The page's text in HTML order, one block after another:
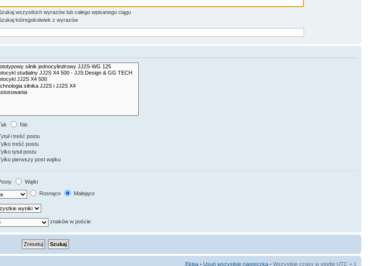
wszystkich wyrazów lub całego wpisanego ciągu
któregokolwiek z wyrazów
Nie
i treść postu
treść postu
tytuł postu
pierwszy post wątku
Wątki
Rosnąco Malejąco
znaków w poście
Ekipa • Usuń wszystkie ciasteczka • Wszystkie czasy w strefie UTC + 1